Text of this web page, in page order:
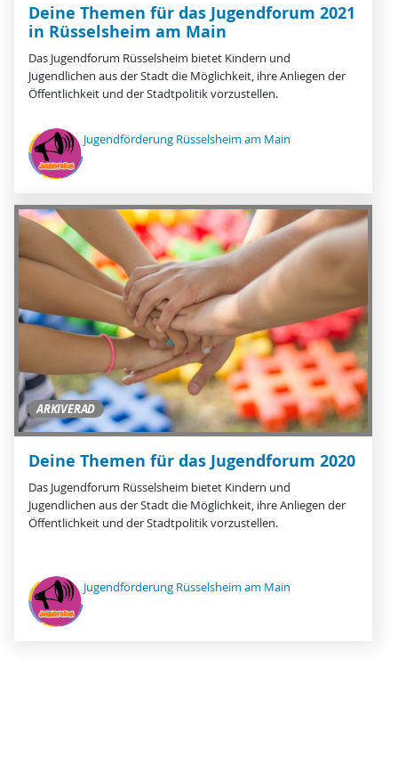
Deine Themen für das Jugendforum 2021
in Rüsselsheim am Main
Das Jugendforum Rüsselsheim bietet Kindern und
Jugendlichen aus der Stadt die Möglichkeit, ihre Anliegen der
Öffentlichkeit und der Stadtpolitik vorzustellen.
Jugendförderung Rüsselsheim am Main
ARKIVERAD
Deine Themen für das Jugendforum 2020
Das Jugendforum Rüsselsheim bietet Kindern und
Jugendlichen aus der Stadt die Möglichkeit, ihre Anliegen der
Öffentlichkeit und der Stadtpolitik vorzustellen.
Jugendförderung Rüsselsheim am Main